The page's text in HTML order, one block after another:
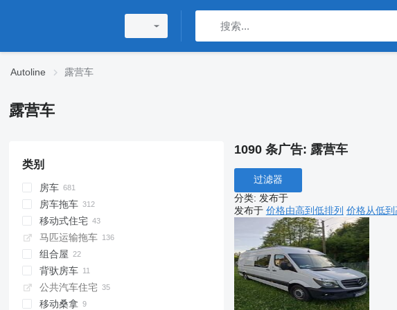
Autoline 露营车
露营车
类别
房车
厢式房车
半集成房车
一体式房车
Alkoven 豪华房车
房车拖车
移动式住宅
马匹运输拖车
组合屋
背驮房车
公共汽车住宅
移动桑拿
1090 条广告: 露营车
过滤器
分类: 发布于
发布于 价格由高到低排列 价格从低到